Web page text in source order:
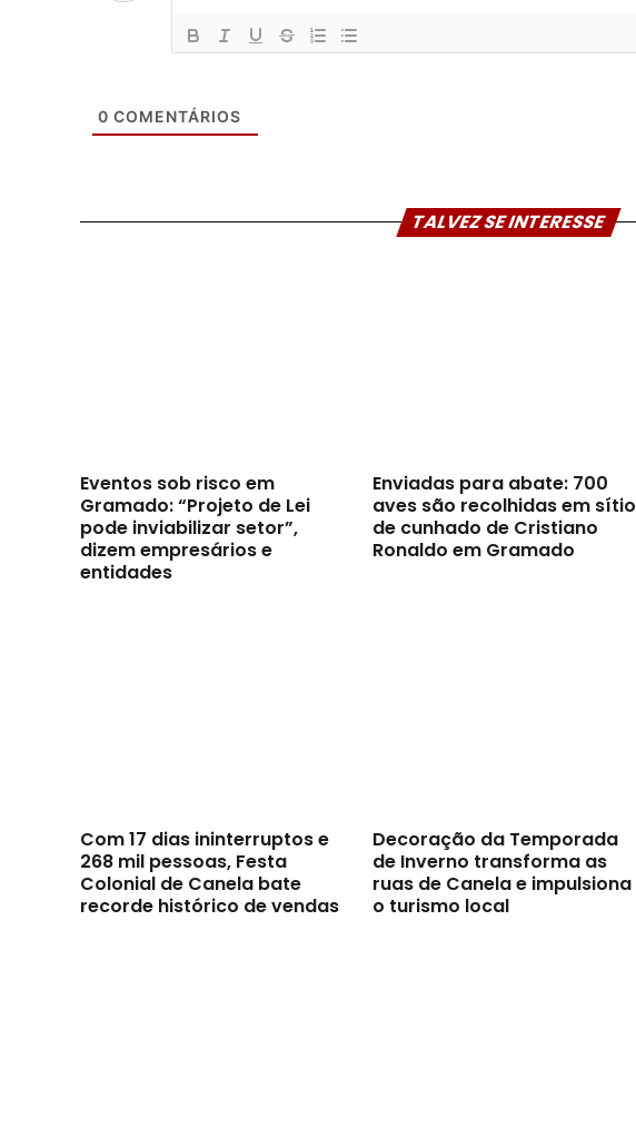
0 COMENTÁRIOS
TALVEZ SE INTERESSE
Eventos sob risco em
Gramado: “Projeto de Lei
pode inviabilizar setor”,
dizem empresários e
entidades
Enviadas para abate: 700
aves são recolhidas em sítio
de cunhado de Cristiano
Ronaldo em Gramado
Com 17 dias ininterruptos e
268 mil pessoas, Festa
Colonial de Canela bate
recorde histórico de vendas
Decoração da Temporada
de Inverno transforma as
ruas de Canela e impulsiona
o turismo local